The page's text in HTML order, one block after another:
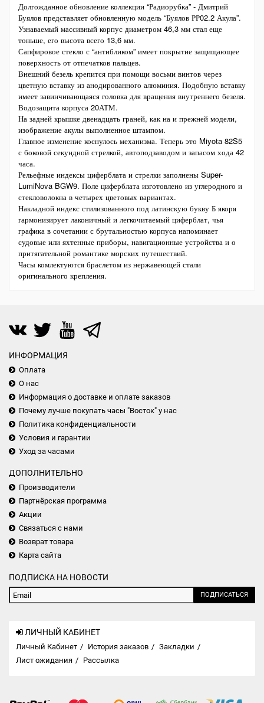
Долгожданное обновление коллекции “Радиорубка” - Дмитрий
Буялов представляет обновленную модель “Буялов РР02.2 Акула”.
Узнаваемый массивный корпус диаметром 46,3 мм стал еще
тоньше, его высота всего 13,6 мм.
Сапфировое стекло с “антибликом” имеет покрытие защищающее
поверхность от отпечатков пальцев.
Внешний безель крепится при помощи восьми винтов через
цветную вставку из анодированного алюминия. Подобную вставку
имеет завинчивающаяся головка для вращения внутреннего безеля.
Водозащита корпуса 20АТМ.
На задней крышке двенадцать граней, как на и прежней модели,
изображение акулы выполненное штампом.
Главное изменение коснулось механизма. Теперь это Miyota 82S5
с боковой секундной стрелкой, автоподзаводом и запасом хода 42
часа.
Рельефные индексы циферблата и стрелки заполнены Super-
LumiNova BGW9. Поле циферблата изготовлено из углеродного и
стекловолокна в четырех цветовых вариантах.
Накладной индекс стилизованного под латинскую букву Б якоря
гармонизирует лаконичный и легкочитаемый циферблат, чья
графика в сочетании с брутальностью корпуса напоминает
судовые или яхтенные приборы, навигационные устройства и о
притягательной романтике морских путешествий.
Часы комлектуются браслетом из нержавеющей стали
оригинального крепления.
ИНФОРМАЦИЯ
Оплата
О нас
Информация о доставке и оплате заказов
Почему лучше покупать часы "Восток" у нас
Политика конфиденциальности
Условия и гарантии
Уход за часами
ДОПОЛНИТЕЛЬНО
Производители
Партнёрская программа
Акции
Связаться с нами
Возврат товара
Карта сайта
ПОДПИСКА НА НОВОСТИ
ПОДПИСАТЬСЯ
ЛИЧНЫЙ КАБИНЕТ
Личный Кабинет История заказов
Закладки
Лист ожидания
Рассылка